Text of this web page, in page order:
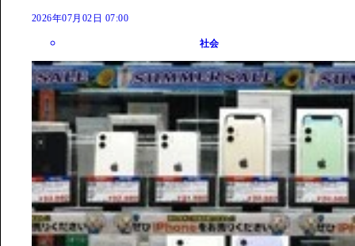
2026年07月02日 07:00
社会